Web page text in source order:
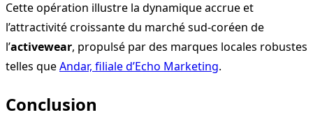
Cette opération illustre la dynamique accrue et
l’attractivité croissante du marché sud-coréen de
l’activewear, propulsé par des marques locales robustes
telles queAndar, filiale d’Echo Marketing.
Conclusion